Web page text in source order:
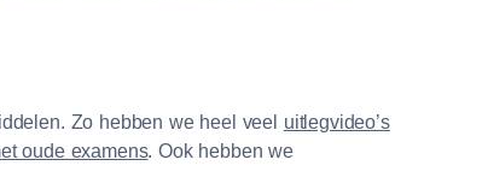
Zo hebben we heel veel uitlegvideo’s
oude examens. Ook hebben we